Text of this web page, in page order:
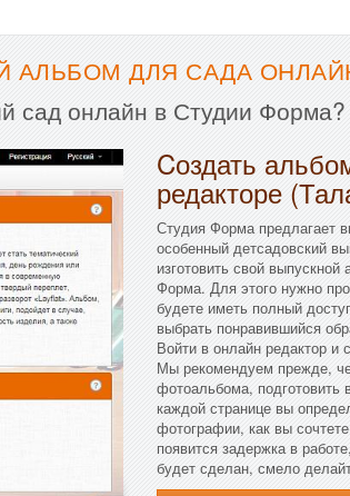
АЛЬБОМ ДЛЯ САДА
сад онлайн в Студии
Cоздать
редакторе
Студия Форма предлагает
особенный детсадовский
изготовить свой
Форма. Для этого нужно
будете иметь полный
выбрать понравившийся
Войти в онлайн редактор
Мы рекомендуем прежде,
фотоальбома,
каждой странице вы
фотографии, как вы
появится задержка в
будет сделан, смело